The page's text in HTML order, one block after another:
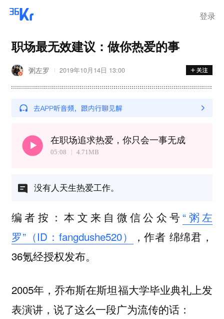
登录
职场最无效建议：做你热爱的事
粥左罗 2019年10月14日 13:00
在职场追求热爱，你只会一事无成
05:08 4.71MB
没有人天生热爱工作。
编者按：本文来自微信公众号 “粥左
罗”（ID：fangdushe520）
，作者 绵绵君，
36氪经授权发布。
2005年，乔布斯在斯坦福大学毕业典礼上发
表演讲，说了这么一段广为流传的话：